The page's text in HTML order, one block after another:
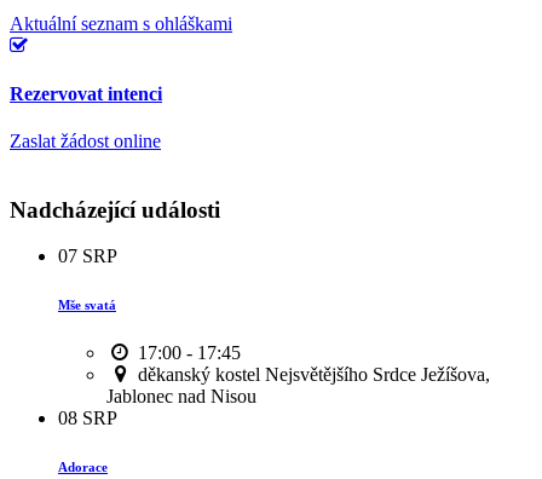
Aktuální seznam s ohláškami
Rezervovat intenci
Zaslat žádost online
Nadcházející události
07 SRP
Mše svatá
17:00 - 17:45
děkanský kostel Nejsvětějšího Srdce Ježíšova,
Jablonec nad Nisou
08 SRP
Adorace